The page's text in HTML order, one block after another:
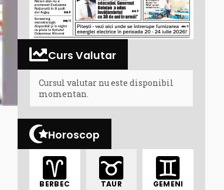
Curs Valutar
Cursul valutar nu este disponibil
momentan.
Horoscop
BERBEC TAUR GEMENI